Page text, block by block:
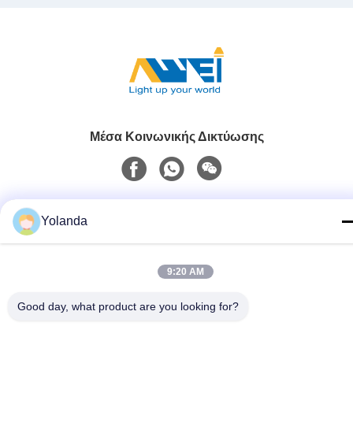
Μέσα Κοινωνικής Δικτύωσης
yolanda@aweilighting.com
Yolanda
9:20 AM
Good day, what product are you looking for?